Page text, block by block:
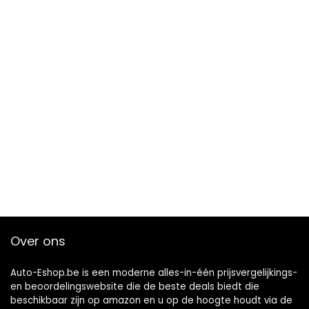
Over ons
Auto-Eshop.be is een moderne alles-in-één prijsvergelijkings-
en beoordelingswebsite die de beste deals biedt die
beschikbaar zijn op amazon en u op de hoogte houdt via de